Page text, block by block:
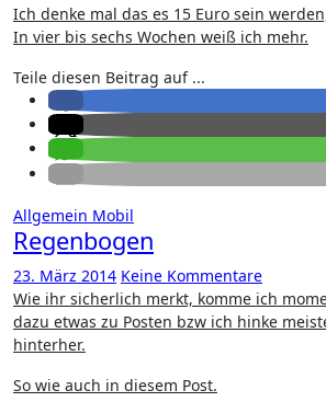
Ich denke mal das es 15 Euro sein
In vier bis sechs Wochen weiß ich mehr.
Teile diesen Beitrag auf ...
Allgemein Mobil
Regenbogen
23. März 2014 Keine Kommentare
Wie ihr sicherlich merkt, komme ich momentan nicht wirklich
dazu etwas zu Posten bzw ich hinke
hinterher.
So wie auch in diesem Post.